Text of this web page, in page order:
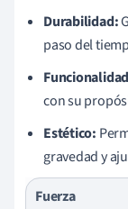
Durabilidad:
paso del
con su
Estético:
gravedad y
Fuerza